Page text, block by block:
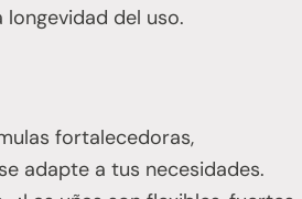
del uso.
fortalecedoras,
adapte a tus necesidades.